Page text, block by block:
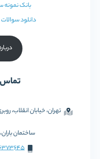
بانک نمونه
دانلود
تماس
تهران، خیابان انقلاب،
ساختمان باران،